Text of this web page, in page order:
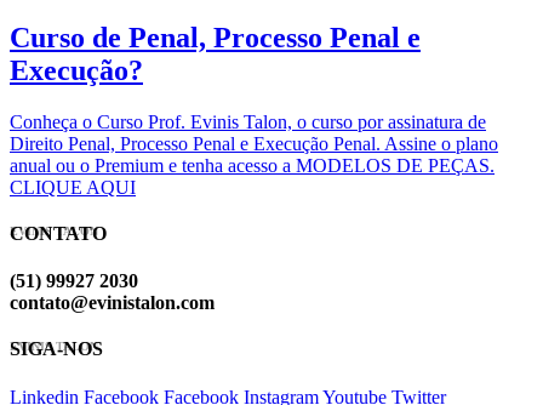
Curso de Penal, Processo Penal e
Execução?
Conheça o Curso Prof. Evinis Talon, o curso por assinatura de
Direito Penal, Processo Penal e Execução Penal. Assine o plano
anual ou o Premium e tenha acesso a MODELOS DE PEÇAS.
CLIQUE AQUI
EVINIS TALON
CONTATO
(51) 99927 2030
contato@evinistalon.com
EVINIS TALON
SIGA-NOS
Linkedin Facebook Facebook InstagramYoutube Twitter